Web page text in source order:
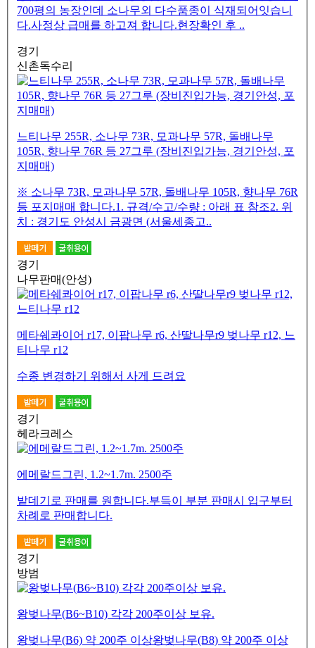
700평의 농장인데 소나무외 다수품종이 식재되어잇습니
다.사정상 급매를 하고져 합니다.현장확인 후 ..
경기
신촌독수리
느티나무 255R, 소나무 73R, 모과나무 57R, 돌배나무
105R, 향나무 76R 등 27그루 (장비진입가능, 경기안성, 포
지매매)
※ 소나무 73R, 모과나무 57R, 돌배나무 105R, 향나무 76R
등 포지매매 합니다.1. 규격/수고/수량 : 아래 표 참조2. 위
치 : 경기도 안성시 금광면 (서울세종고..
경기
나무판매(안성)
메타쉐콰이어 r17, 이팝나무 r6, 산딸나무r9 벚나무 r12, 느
티나무 r12
수종 변경하기 위해서 사게 드려요
경기
헤라크레스
에메랄드그린, 1.2~1.7m. 2500주
밭데기로 판매를 원합니다.부득이 부분 판매시 입구부터
차례로 판매합니다.
경기
방범
왕벚나무(B6~B10) 각각 200주이상 보유.
왕벚나무(B6) 약 200주 이상왕벚나무(B8) 약 200주 이상